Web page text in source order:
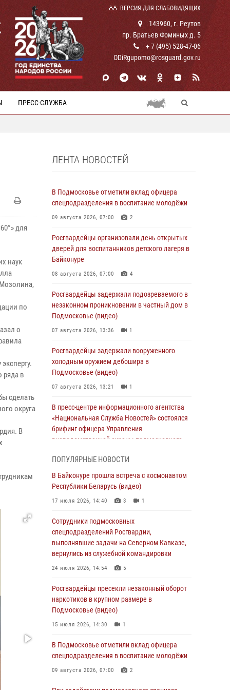
ВЕРСИЯ ДЛЯ СЛАБОВИДЯЩИХ
143960, г. Реутов
пр. Братьев Фоминых д. 5
+ 7 (495) 528-47-06
ODiRgupomo@rosguard.gov.ru
ПРЕСС-СЛУЖБА
для
наук
по
о
ряда в
сделать
округа
В
ЛЕНТА НОВОСТЕЙ
В Подмосковье отметили вклад офицера
спецподразделения в воспитание молодёжи
09 августа 2026, 07:00 2
Росгвардейцы организовали день открытых
дверей для воспитанников детского лагеря в
Байконуре
08 августа 2026, 07:00 4
Росгвардейцы задержали подозреваемого в
незаконном проникновении в частный дом в
Подмосковье (видео)
07 августа 2026, 13:36 1
Росгвардейцы задержали вооруженного
холодным оружием дебошира в
Подмосковье (видео)
07 августа 2026, 13:21 1
В пресс-центре информационного агентства
«Национальная Служба Новостей» состоялся
брифинг офицера Управления
вневедомственной охраны подмосковного
Росгвардейцы задержали мужчину,
подозреваемого в стрельбе в Подмосковье
06 августа 2026, 14:35 1
Росгвардейцы провели «Урок безопасности»
для детей в Подмосковье
05 августа 2026, 15:52
При содействии подмосковного спецназа
Росгвардии задержаны подозреваемые в
организации незаконной миграции и
05 августа 2026, 15:48 1
Сотрудники спецподразделения
отработали навыки огневой подготовки на
ПОПУЛЯРНЫЕ НОВОСТИ
В Байконуре прошла встреча с космонавтом
Республики Беларусь (видео)
17 июля 2026, 14:40 3 1
Сотрудники подмосковных
спецподразделений Росгвардии,
выполнявшие задачи на Северном Кавказе,
вернулись из служебной командировки
24 июля 2026, 14:54 5
Росгвардейцы пресекли незаконный оборот
наркотиков в крупном размере в
Подмосковье (видео)
15 июля 2026, 14:30 1
В Подмосковье отметили вклад офицера
спецподразделения в воспитание молодёжи
09 августа 2026, 07:00 2